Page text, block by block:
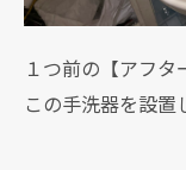
１つ前の【アフ
この手洗器を設置